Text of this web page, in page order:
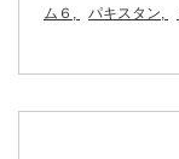
ム６
パキスタン